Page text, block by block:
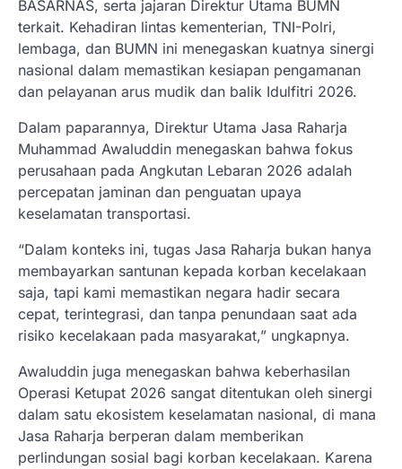
BASARNAS, serta jajaran Direktur Utama BUMN
terkait. Kehadiran lintas kementerian, TNI-Polri,
lembaga, dan BUMN ini menegaskan kuatnya sinergi
nasional dalam memastikan kesiapan pengamanan
dan pelayanan arus mudik dan balik Idulfitri 2026.
Dalam paparannya, Direktur Utama Jasa Raharja
Muhammad Awaluddin menegaskan bahwa fokus
perusahaan pada Angkutan Lebaran 2026 adalah
percepatan jaminan dan penguatan upaya
keselamatan transportasi.
“Dalam konteks ini, tugas Jasa Raharja bukan hanya
membayarkan santunan kepada korban kecelakaan
saja, tapi kami memastikan negara hadir secara
cepat, terintegrasi, dan tanpa penundaan saat ada
risiko kecelakaan pada masyarakat,” ungkapnya.
Awaluddin juga menegaskan bahwa keberhasilan
Operasi Ketupat 2026 sangat ditentukan oleh sinergi
dalam satu ekosistem keselamatan nasional, di mana
Jasa Raharja berperan dalam memberikan
perlindungan sosial bagi korban kecelakaan. Karena